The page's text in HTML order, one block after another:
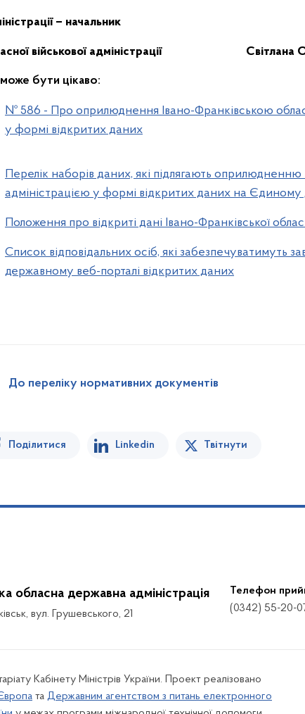
– начальник
військової адміністрації
бути цікаво:
№ 586 - Про оприлюднення Івано-Франківською
у формі відкритих даних
Перелік наборів даних, які підлягають
адміністрацією у формі відкритих даних на
Положення про відкриті дані Івано-Франківської
Список відповідальних осіб, які забезпечуватимуть
державному веб-порталі відкритих даних
До переліку нормативних документів
Поділитися Linkedin Твітнути
обласна державна адміністрація
вул. Грушевського, 21
Телефон
(0342) 55-20-
Кабінету Міністрів України. Проект реалізовано
та Державним агентством з питань електронного